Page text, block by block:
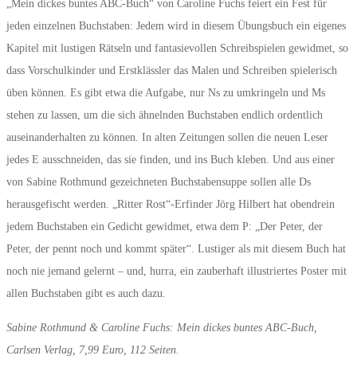
„Mein dickes buntes ABC-Buch“ von Caroline Fuchs feiert ein Fest für
jeden einzelnen Buchstaben: Jedem wird in diesem Übungsbuch ein eigenes
Kapitel mit lustigen Rätseln und fantasievollen Schreibspielen gewidmet, so
dass Vorschulkinder und Erstklässler das Malen und Schreiben spielerisch
üben können. Es gibt etwa die Aufgabe, nur Ns zu umkringeln und Ms
stehen zu lassen, um die sich ähnelnden Buchstaben endlich ordentlich
auseinanderhalten zu können. In alten Zeitungen sollen die neuen Leser
jedes E ausschneiden, das sie finden, und ins Buch kleben. Und aus einer
von Sabine Rothmund gezeichneten Buchstabensuppe sollen alle Ds
herausgefischt werden. „Ritter Rost“-Erfinder Jörg Hilbert hat obendrein
jedem Buchstaben ein Gedicht gewidmet, etwa dem P: „Der Peter, der
Peter, der pennt noch und kommt später“. Lustiger als mit diesem Buch hat
noch nie jemand gelernt – und, hurra, ein zauberhaft illustriertes Poster mit
allen Buchstaben gibt es auch dazu.
Sabine Rothmund & Caroline Fuchs: Mein dickes buntes ABC-Buch,
Carlsen Verlag, 7,99 Euro, 112 Seiten.